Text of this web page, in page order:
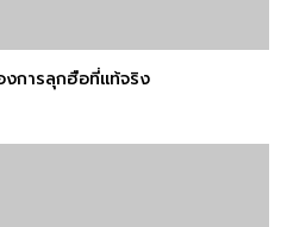
การลุกฮือที่แท้จริง